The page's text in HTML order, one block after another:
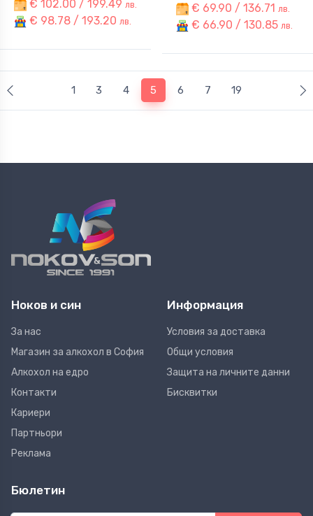
€ 102.00 / 199.49 лв.
€ 98.78 / 193.20 лв.
€ 69.90 / 136.71 лв.
€ 66.90 / 130.85 лв.
1 3 4 5 (current)
6 7 19
Ноков и син
За нас
Магазин за алкохол в София
Алкохол на едро
Контакти
Кариери
Партньори
Реклама
Информация
Условия за доставка
Общи условия
Защита на личните данни
Бисквитки
Бюлетин